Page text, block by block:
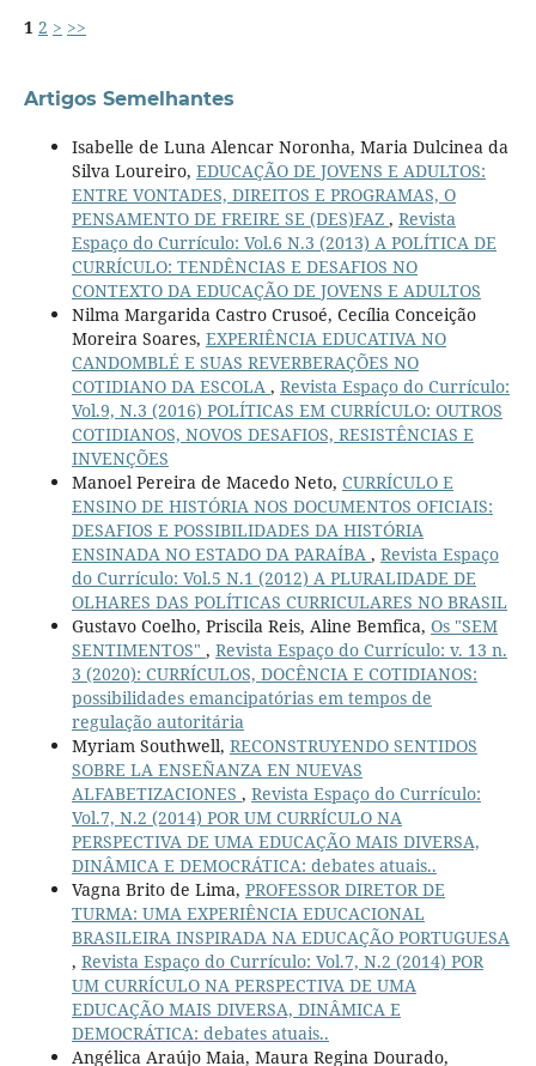
1 2 > >>
Artigos Semelhantes
Isabelle de Luna Alencar Noronha, Maria Dulcinea da
Silva Loureiro, EDUCAÇÃO DE JOVENS E ADULTOS:
ENTRE VONTADES, DIREITOS E PROGRAMAS, O
PENSAMENTO DE FREIRE SE (DES)FAZ , Revista
Espaço do Currículo: Vol.6 N.3 (2013) A POLÍTICA DE
CURRÍCULO: TENDÊNCIAS E DESAFIOS NO
CONTEXTO DA EDUCAÇÃO DE JOVENS E ADULTOS
Nilma Margarida Castro Crusoé, Cecília Conceição
Moreira Soares, EXPERIÊNCIA EDUCATIVA NO
CANDOMBLÉ E SUAS REVERBERAÇÕES NO
COTIDIANO DA ESCOLA , Revista Espaço do Currículo:
Vol.9, N.3 (2016) POLÍTICAS EM CURRÍCULO: OUTROS
COTIDIANOS, NOVOS DESAFIOS, RESISTÊNCIAS E
INVENÇÕES
Manoel Pereira de Macedo Neto, CURRÍCULO E
ENSINO DE HISTÓRIA NOS DOCUMENTOS OFICIAIS:
DESAFIOS E POSSIBILIDADES DA HISTÓRIA
ENSINADA NO ESTADO DA PARAÍBA , Revista Espaço
do Currículo: Vol.5 N.1 (2012) A PLURALIDADE DE
OLHARES DAS POLÍTICAS CURRICULARES NO BRASIL
Gustavo Coelho, Priscila Reis, Aline Bemfica, Os "SEM
SENTIMENTOS" , Revista Espaço do Currículo: v. 13 n.
3 (2020): CURRÍCULOS, DOCÊNCIA E COTIDIANOS:
possibilidades emancipatórias em tempos de
regulação autoritária
Myriam Southwell, RECONSTRUYENDO SENTIDOS
SOBRE LA ENSEÑANZA EN NUEVAS
ALFABETIZACIONES , Revista Espaço do Currículo:
Vol.7, N.2 (2014) POR UM CURRÍCULO NA
PERSPECTIVA DE UMA EDUCAÇÃO MAIS DIVERSA,
DINÂMICA E DEMOCRÁTICA: debates atuais..
Vagna Brito de Lima, PROFESSOR DIRETOR DE
TURMA: UMA EXPERIÊNCIA EDUCACIONAL
BRASILEIRA INSPIRADA NA EDUCAÇÃO PORTUGUESA
, Revista Espaço do Currículo: Vol.7, N.2 (2014) POR
UM CURRÍCULO NA PERSPECTIVA DE UMA
EDUCAÇÃO MAIS DIVERSA, DINÂMICA E
DEMOCRÁTICA: debates atuais..
Angélica Araújo Maia, Maura Regina Dourado,